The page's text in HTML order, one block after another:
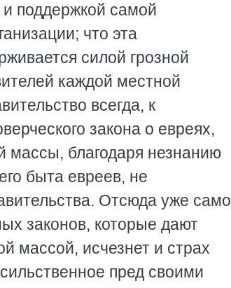
поддержкой самой
что эта
силой грозной
каждой местной
всегда, к
закона о евреях,
массы, благодаря незнанию
быта евреев, не
Отсюда уже само
законов, которые дают
массой, исчезнет и страх
пред своими